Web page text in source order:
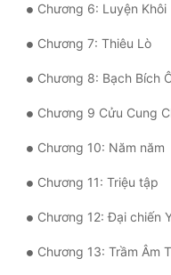
Sủng
Thanh Xuân
Tiên Hiệp
Tiểu Thuyết
Trinh Thám
Triều Đấu
Trùng Sinh
Trọng Sinh
Chương 6: Luyện Khôi
Chương 7: Thiêu Lò
Chương 8: Bạch Bích
Chương 9 Cửu Cung
Chương 10: Năm năm
Chương 11: Triệu tập
Chương 12: Đại chiến
Chương 13: Trầm Âm